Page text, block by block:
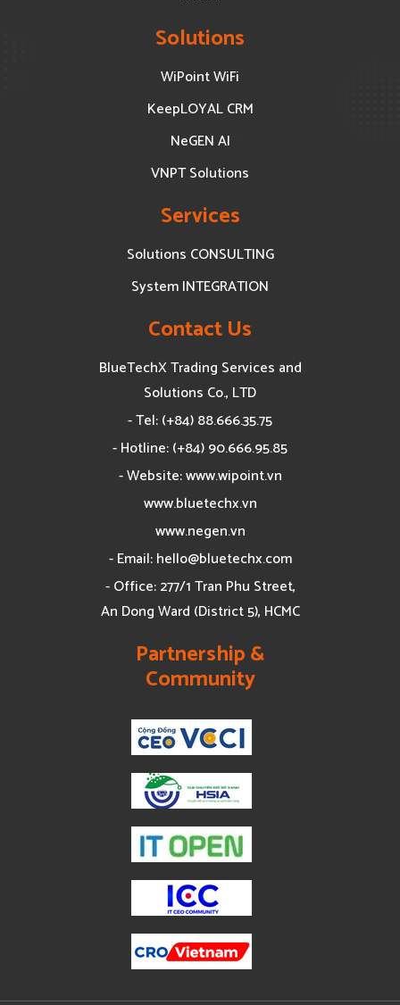
Solutions
WiPoint WiFi
KeepLOYAL CRM
NeGEN AI
VNPT Solutions
Services
Solutions CONSULTING
System INTEGRATION
Contact Us
BlueTechX Trading Services and
Solutions Co., LTD
- Tel: (+84) 88.666.35.75
- Hotline: (+84) 90.666.95.85
- Website: www.wipoint.vn
www.bluetechx.vn
www.negen.vn
- Email:hello@bluetechx.com
- Office: 277/1 Tran Phu Street,
An Dong Ward (District 5), HCMC
Partnership &
Community